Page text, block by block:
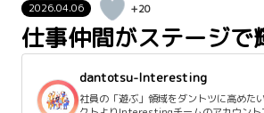
2026.04.06 +20
仕事仲間がステージで
dantotsu-Interesting
社員の「遊ぶ」領域をダントツに高めた